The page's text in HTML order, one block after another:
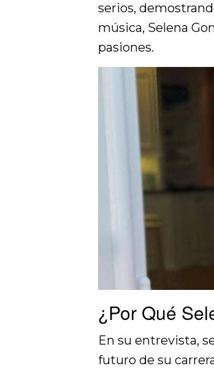
serios,
música, Selena
pasiones.
¿Por Qué
En su entrevista,
futuro de su